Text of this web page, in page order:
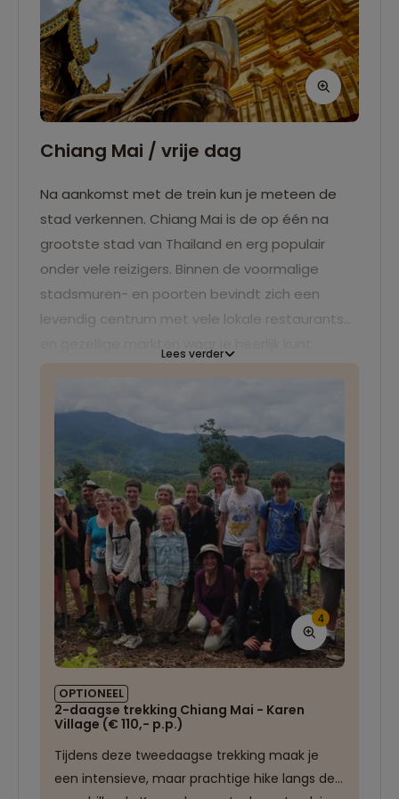
Chiang Mai / vrije dag
Na aankomst met de trein kun je meteen de
stad verkennen. Chiang Mai is de op één na
grootste stad van Thailand en erg populair
onder vele reizigers. Binnen de voormalige
stadsmuren- en poorten bevindt zich een
levendig centrum met vele lokale restaurants
buiten de stad ligt, is zeker een aanrader.
Dit gouden heiligdom is te bereiken via een
bijzondere ‘slangentrap’. De trap is lang... Is jouw
conditie goed op pijl?
Lees verder
4
OPTIONEEL
2-daagse trekking Chiang Mai - Karen
Village (€ 110,- p.p.)
Tijdens deze tweedaagse trekking maak je
een intensieve, maar prachtige hike langs de